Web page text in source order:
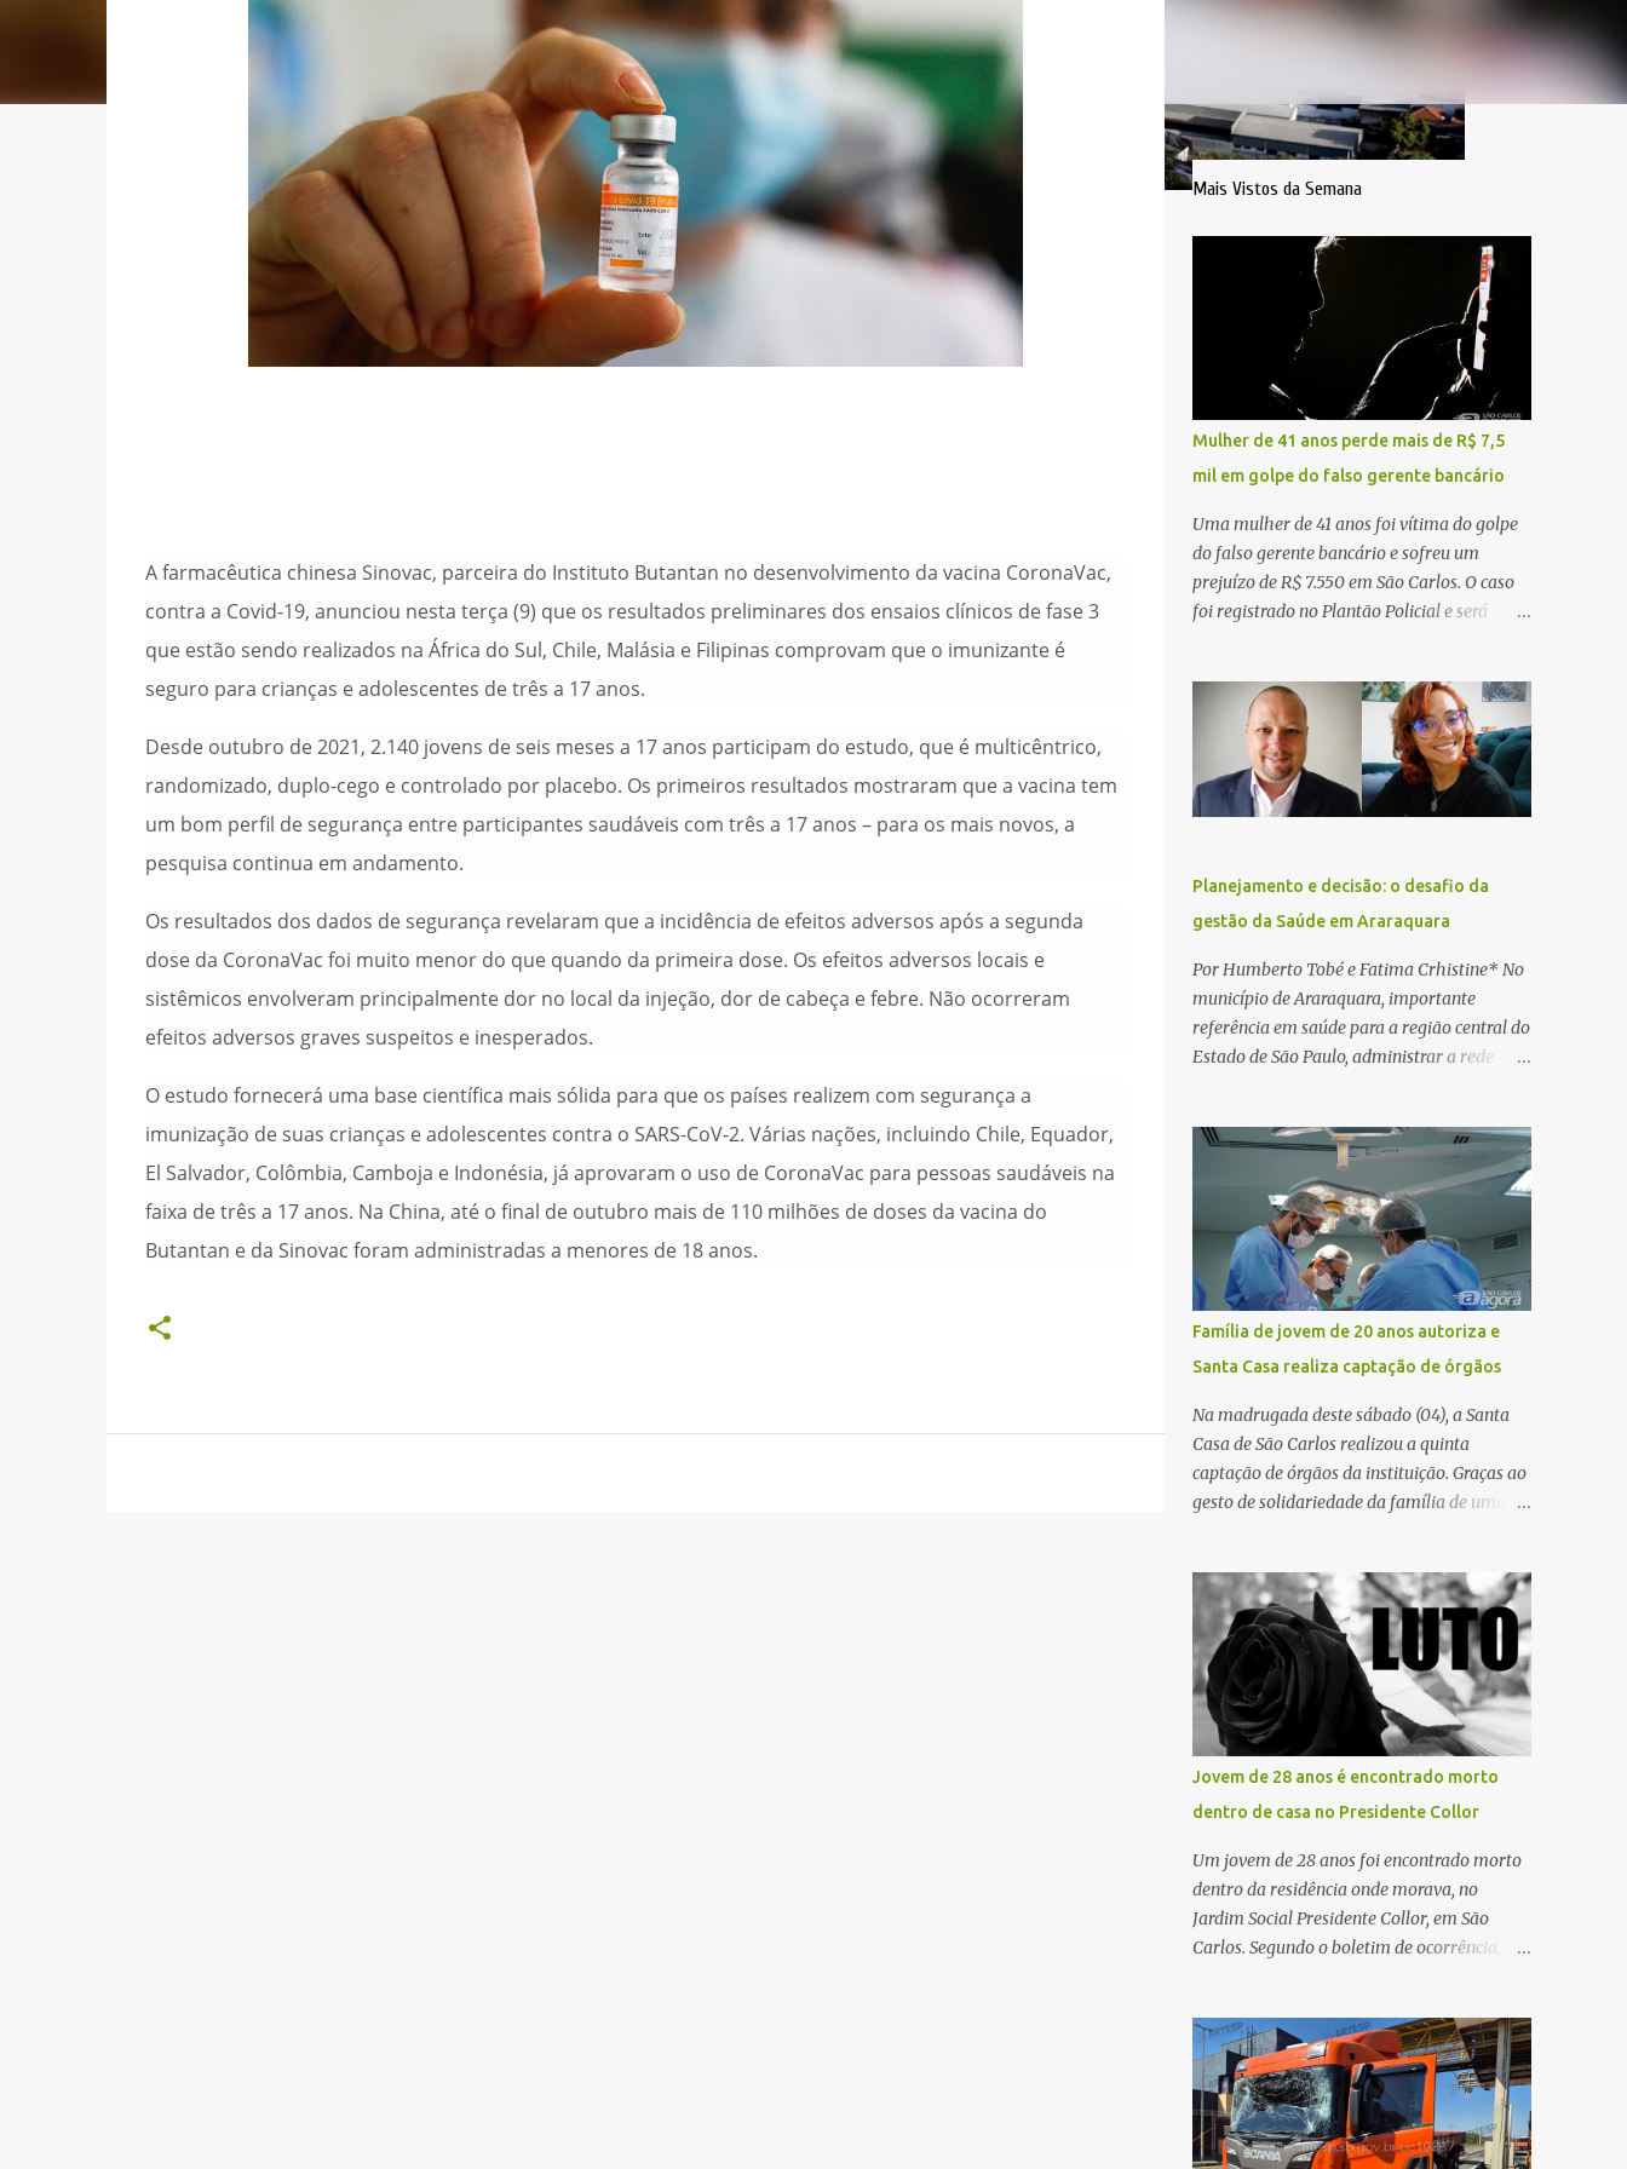
A farmacêutica chinesa Sinovac, parceira do Instituto Butantan no desenvolvimento da vacina CoronaVac,
contra a Covid-19, anunciou nesta terça (9) que os resultados preliminares dos ensaios clínicos de fase 3
que estão sendo realizados na África do Sul, Chile, Malásia e Filipinas comprovam que o imunizante é
seguro para crianças e adolescentes de três a 17 anos.
Desde outubro de 2021, 2.140 jovens de seis meses a 17 anos participam do estudo, que é multicêntrico,
randomizado, duplo-cego e controlado por placebo. Os primeiros resultados mostraram que a vacina tem
um bom perfil de segurança entre participantes saudáveis com três a 17 anos – para os mais novos, a
pesquisa continua em andamento.
Os resultados dos dados de segurança revelaram que a incidência de efeitos adversos após a segunda
dose da CoronaVac foi muito menor do que quando da primeira dose. Os efeitos adversos locais e
sistêmicos envolveram principalmente dor no local da injeção, dor de cabeça e febre. Não ocorreram
efeitos adversos graves suspeitos e inesperados.
O estudo fornecerá uma base científica mais sólida para que os países realizem com segurança a
imunização de suas crianças e adolescentes contra o SARS-CoV-2. Várias nações, incluindo Chile, Equador,
El Salvador, Colômbia, Camboja e Indonésia, já aprovaram o uso de CoronaVac para pessoas saudáveis na
faixa de três a 17 anos. Na China, até o final de outubro mais de 110 milhões de doses da vacina do
Butantan e da Sinovac foram administradas a menores de 18 anos.
Mais Vistos da Semana
Mulher de 41 anos perde mais de R$ 7,5
mil em golpe do falso gerente bancário
Uma mulher de 41 anos foi vítima do golpe
do falso gerente bancário e sofreu um
prejuízo de R$ 7.550 em São Carlos. O caso
foi registrado no Plantão Policial e será
ocorrência, a vítima recebeu contato pelo
WhatsApp de um homem que afirmava ser
o novo gerente da conta bancária da
empresa. O suspeito alegou que seria
necessário atualizar o cadastro da conta e
procedimentos que deveriam ser realizados.
Dias depois, o golpista enviou um
documento em PDF simulando uma
comunicação oficial da instituição
financeira. Na sequência, entrou em contato
por telefone e encaminhou um link,
orientando a vítima a acessá-lo pelo
procedimento, a conta bancária ficou
bloqueada por algumas horas. Sem
conseguir acessar o sistema, a vítima tentou
novamente contato com o suposto gerente,
mas não obteve resposta. Na segunda-fe...
Planejamento e decisão: o desafio da
gestão da Saúde em Araraquara
Por Humberto Tobé e Fatima Crhistine* No
município de Araraquara, importante
referência em saúde para a região central do
Estado de São Paulo, administrar a rede
A cidade concentra hospitais, unidades
especializadas e serviços de média e alta
complexidade que atendem pacientes não
apenas do município, mas também de
diversas cidades do entorno, ampliando
significativamente a responsabilidade da
gestão sobre o Sistema Único de Saúde
(SUS). Nos últimos anos, o Governo Federal
tem ampliado investimentos destinados ao
fortalecimento da atenção básica, da
infraestrutura hospitalar e da
regionalização dos serviços de saúde.
Entretanto, em um cenário de demandas
pública não é apenas investir mais, mas
decidir melhor onde investir para produzir o
maior benefício possível à população. Essa
reflexão encontra respaldo tanto na teoria
da admini...
Família de jovem de 20 anos autoriza e
Santa Casa realiza captação de órgãos
Na madrugada deste sábado (04), a Santa
Casa de São Carlos realizou a quinta
captação de órgãos da instituição. Graças ao
gesto de solidariedade da família de uma
o coração, os rins e as córneas, possibilitando
que até cinco pessoas tenham uma nova
oportunidade de vida por meio do
transplante. Por se tratar de um órgão com
curto tempo de preservação, a equipe
responsável pela captação do coração
chegou a São Carlos em uma aeronave da
agilidade no transporte e na realização do
procedimento. Após a retirada do órgão, a
Guarda Civil Municipal (GCM), por meio da
Prefeitura de São Carlos, realizou o
transporte do coração até o aeroporto, de
transplante. A captação foi coordenada pela
Comissão Intra-Hospitalar de Doação de
Órgãos e Tecidos para Transplantes
(CIHDOTT) da Santa Ca...
Jovem de 28 anos é encontrado morto
dentro de casa no Presidente Collor
Um jovem de 28 anos foi encontrado morto
dentro da residência onde morava, no
Jardim Social Presidente Collor, em São
Carlos. Segundo o boletim de ocorrência, a
quarto, com espuma na boca, acionando
imediatamente o Samu. O médico
confirmou o óbito no local. Familiares
informaram que o jovem apresentava
problemas de saúde. Fonte: São Carlos